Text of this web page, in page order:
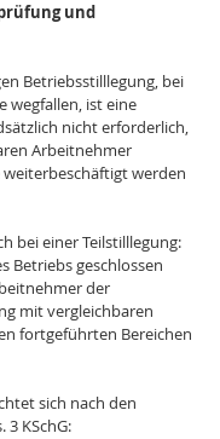
und
Betriebsstilllegung, bei
wegfallen, ist eine
nicht erforderlich,
Arbeitnehmer
werden
bei einer Teilstilllegung:
Betriebs geschlossen
der
mit vergleichbaren
fortgeführten Bereichen
sich nach den
3 KSchG: